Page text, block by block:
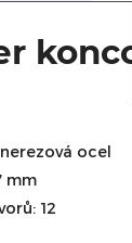
ocel
mm
12